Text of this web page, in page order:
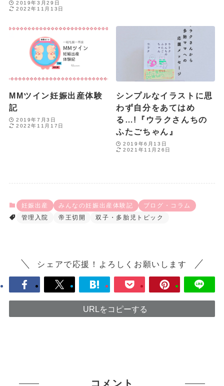
妊娠出産 みんなの妊娠出産体験記
ブログ・コラム
管理入院
帝王切開 双子・多胎児トピック
シェアで応援！よろしくお願いします
URLをコピーする
2019年3月29日
2022年11月13日
MMツイン妊娠出産体験
記
2019年7月3日
2022年11月17日
シンプルなイラストに思
わず自分をあてはめ
る…!『ウラクさんちの
ふたごちゃん』
2019年6月13日
2021年11月26日
コメント